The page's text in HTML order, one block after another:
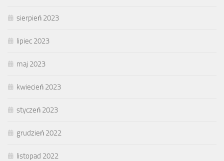
sierpień 2023
lipiec 2023
maj 2023
kwiecień 2023
styczeń 2023
grudzień 2022
listopad 2022